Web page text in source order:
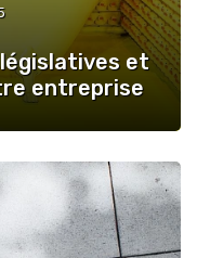
et
entreprise